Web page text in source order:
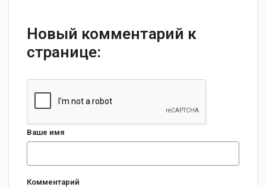
Новый комментарий к
странице:
Ваше имя
Комментарий